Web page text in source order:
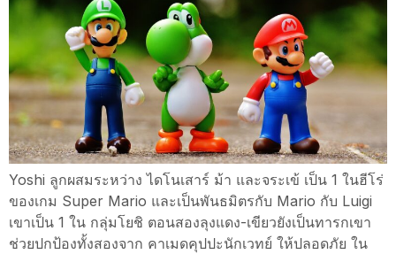
Yoshi ลูกผสมระหว่าง ไดโนเสาร์ ม้า และจระเข้ เป็น 1 ในฮีโร่
ของเกม Super Mario และเป็นพันธมิตรกับ Mario กับ Luigi
เขาเป็น 1 ใน กลุ่มโยชิ ตอนสองลุงแดง-เขียวยังเป็นทารกเขา
ช่วยปกป้องทั้งสองจาก คาเมดคุปปะนักเวทย์ ให้ปลอดภัย ใน